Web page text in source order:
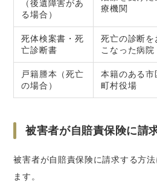
（後遺障害があ
る場合）
療機関
死体検案書・死
亡診断書
死亡の診断を
こなった病院
戸籍謄本（死亡
の場合）
本籍のある市
町村役場
被害者が自賠責保険に請
被害者が自賠責保険に請求する方
ます。